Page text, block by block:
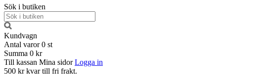
Sök i butiken
Kundvagn
Antal varor 0 st
Summa 0 kr
Till kassan Mina sidor Logga in
500 kr kvar till fri frakt.